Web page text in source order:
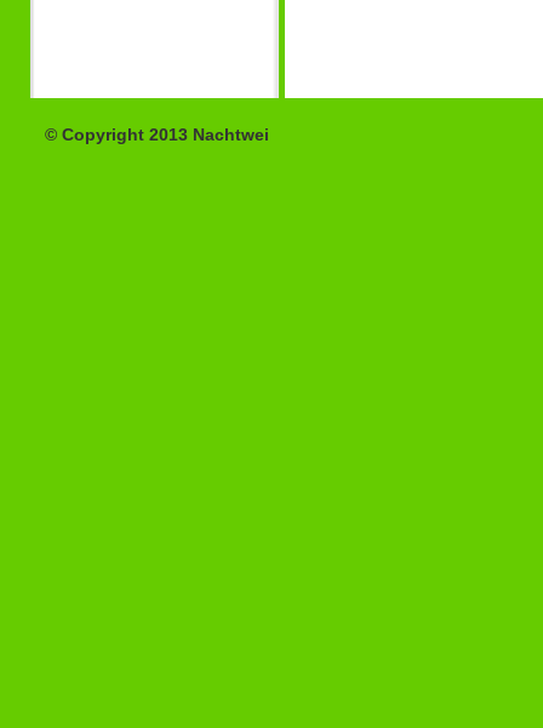
© Copyright 2013 Nachtwei